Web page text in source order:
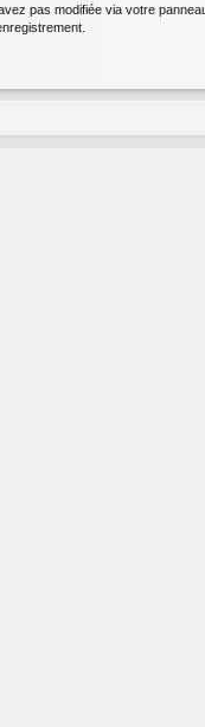
pas modifiée via votre